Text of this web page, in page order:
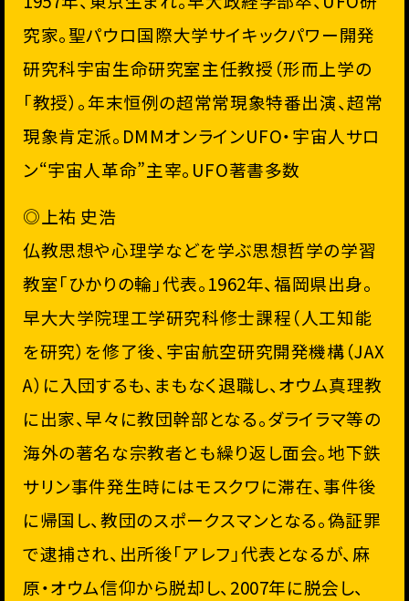
究家。聖パウロ国際大学サイキックパワー開発
研究科宇宙生命研究室主任教授（形而上学の
「教授）。年末恒例の超常常現象特番出演、超常
現象肯定派。DMMオンラインUFO・宇宙人サロ
ン“宇宙人革命”主宰。UFO著書多数
◎上祐 史浩
仏教思想や心理学などを学ぶ思想哲学の学習
教室「ひかりの輪」代表。1962年、福岡県出身。
早大大学院理工学研究科修士課程（人工知能
を研究）を修了後、 宇宙航空研究開発機構（JAX
A）に入団するも、 まもなく退職し、オウム真理教
に出家、早々に教団幹部となる。ダライラマ等の
海外の著名な宗教者とも繰り返し面会。地下鉄
サリン事件発生時にはモスクワに滞在、事件後
に帰国し、教団のスポークスマンとなる。偽証罪
で逮捕され、出所後「アレフ」代表となるが、麻
原・オウム信仰から脱却し、 2007年に脱会し、